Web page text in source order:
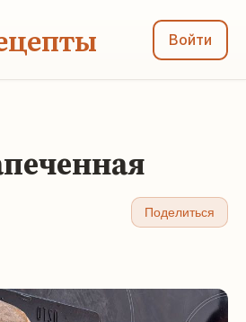
Войти
Поделиться